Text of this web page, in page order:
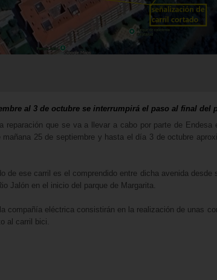
al 3 de octubre se interrumpirá el paso al final del
reparación que se va a llevar a cabo por parte de
mañana 25 de septiembre y hasta el día 3 de octubre
de ese carril es el comprendido entre dicha avenida
Jalón en el inicio del parque de Margarita.
compañía eléctrica consistirán en la realización de unas
al carril bici.